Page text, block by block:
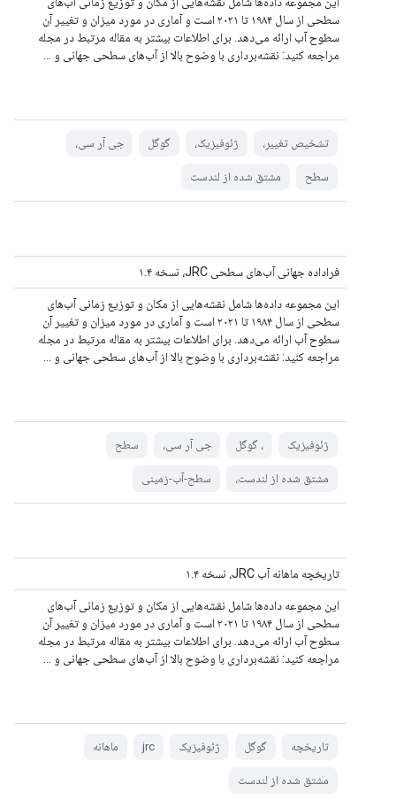
سطحی از سال ۱۹۸۴ تا ۲۰۲۱ است و آماری در مورد میزان و تغییر آن
سطوح آب ارائه می‌دهد. برای اطلاعات بیشتر به مقاله مرتبط در مجله
مراجعه کنید: نقشه‌برداری با وضوح بالا از آب‌های سطحی جهانی و ...
تشخیص تغییر، ژئوفیزیک، گوگل جی آر سی،
سطح مشتق شده از لندست
فراداده جهانی آب‌های سطحی JRC، نسخه ۱.۴
این مجموعه داده‌ها شامل نقشه‌هایی از مکان و توزیع زمانی آب‌های
سطحی از سال ۱۹۸۴ تا ۲۰۲۱ است و آماری در مورد میزان و تغییر آن
سطوح آب ارائه می‌دهد. برای اطلاعات بیشتر به مقاله مرتبط در مجله
مراجعه کنید: نقشه‌برداری با وضوح بالا از آب‌های سطحی جهانی و ...
ژئوفیزیک ، گوگل جی آر سی، سطح
مشتق شده از لندست، سطح-آب-زمینی
تاریخچه ماهانه آب JRC، نسخه ۱.۴
این مجموعه داده‌ها شامل نقشه‌هایی از مکان و توزیع زمانی آب‌های
سطحی از سال ۱۹۸۴ تا ۲۰۲۱ است و آماری در مورد میزان و تغییر آن
سطوح آب ارائه می‌دهد. برای اطلاعات بیشتر به مقاله مرتبط در مجله
مراجعه کنید: نقشه‌برداری با وضوح بالا از آب‌های سطحی جهانی و ...
تاریخچه گوگل ژئوفیزیک jrc ماهانه
مشتق شده از لندست